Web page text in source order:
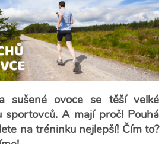
sušené ovoce se těší velké
sportovců. A mají proč! Pouhá
na tréninku nejlepší! Čím to?